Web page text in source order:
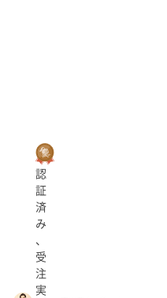
認
証
済
み
、
受
注
実